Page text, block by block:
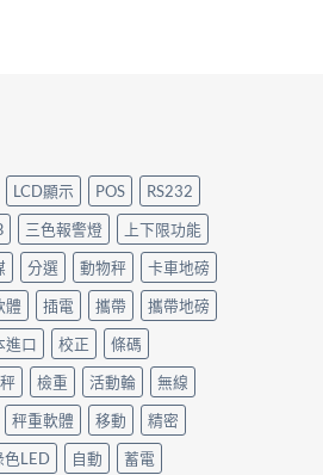
LCD顯示 POS
RS232
三色報警燈
上下限功能
分選 動物秤
卡車地磅
體 插電 攜帶
攜帶地磅
進口 校正
條碼
檢重 活動輪
無線
秤重軟體 移動
精密
色LED 自動
蓄電